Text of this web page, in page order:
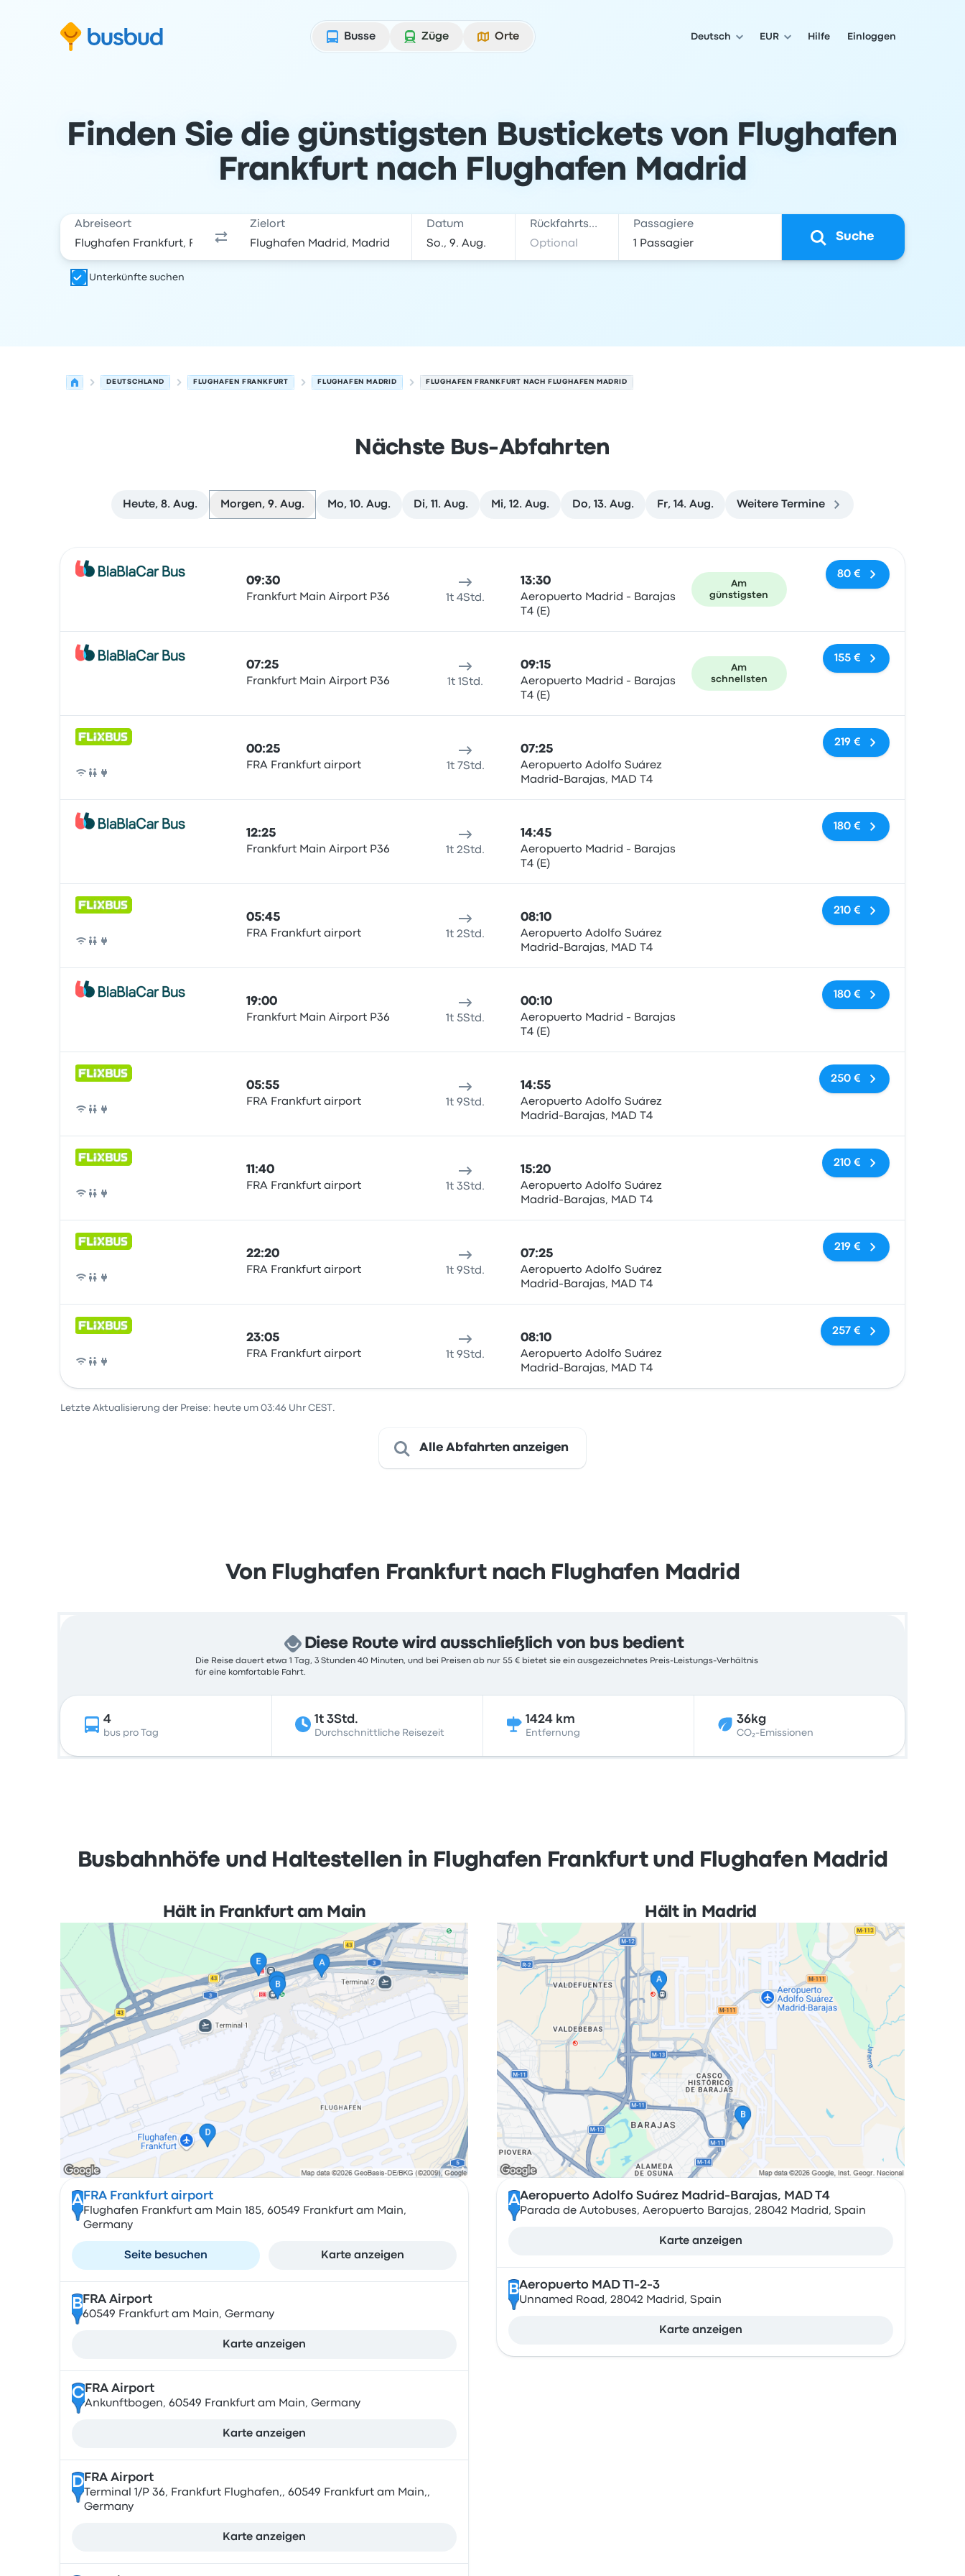
Busse
Züge Orte Deutsch EUR Hilfe Einloggen
Finden Sie die günstigsten Bustickets von Flughafen
Frankfurt nach Flughafen Madrid
Abreiseort Zielort Datum Rückfahrtsdatum Passagiere
Suche
Unterkünfte suchen
DEUTSCHLAND FLUGHAFEN FRANKFURT FLUGHAFEN MADRID FLUGHAFEN FRANKFURT NACH FLUGHAFEN MADRID
Nächste Bus-Abfahrten
Heute, 8. Aug. Morgen, 9. Aug. Mo, 10. Aug. Di, 11. Aug. Mi, 12. Aug. Do, 13. Aug. Fr, 14. Aug. Weitere Termine
09:30
Frankfurt Main Airport P36 1t 4Std.
13:30
Aeropuerto Madrid - Barajas
T4 (E)
Am
günstigsten
80 €
07:25
Frankfurt Main Airport P36 1t 1Std.
09:15
Aeropuerto Madrid - Barajas
T4 (E)
Am
schnellsten
155 €
Bus
00:25
FRA Frankfurt airport 1t 7Std.
07:25
Aeropuerto Adolfo Suárez
Madrid-Barajas, MAD T4
Keine Tags
219 €
12:25
Frankfurt Main Airport P36 1t 2Std.
14:45
Aeropuerto Madrid - Barajas
T4 (E)
Keine Tags
180 €
Bus
05:45
FRA Frankfurt airport 1t 2Std.
08:10
Aeropuerto Adolfo Suárez
Madrid-Barajas, MAD T4
Keine Tags
210 €
19:00
Frankfurt Main Airport P36 1t 5Std.
00:10
Aeropuerto Madrid - Barajas
T4 (E)
Keine Tags
180 €
Bus
05:55
FRA Frankfurt airport 1t 9Std.
14:55
Aeropuerto Adolfo Suárez
Madrid-Barajas, MAD T4
Keine Tags
250 €
Bus
11:40
FRA Frankfurt airport 1t 3Std.
15:20
Aeropuerto Adolfo Suárez
Madrid-Barajas, MAD T4
Keine Tags
210 €
Bus
22:20
FRA Frankfurt airport 1t 9Std.
07:25
Aeropuerto Adolfo Suárez
Madrid-Barajas, MAD T4
Keine Tags
219 €
Bus
23:05
FRA Frankfurt airport 1t 9Std.
08:10
Aeropuerto Adolfo Suárez
Madrid-Barajas, MAD T4
Keine Tags
257 €
Letzte Aktualisierung der Preise: heute um 03:46 Uhr CEST.
Alle Abfahrten anzeigen
Von Flughafen Frankfurt nach Flughafen Madrid
Diese Route wird ausschließlich von bus bedient
Die Reise dauert etwa 1 Tag, 3 Stunden 40 Minuten, und bei Preisen ab nur 55 € bietet sie ein ausgezeichnetes Preis-Leistungs-Verhältnis
für eine komfortable Fahrt.
4
bus pro Tag
1t 3Std.
Durchschnittliche Reisezeit
1424 km
Entfernung
36kg
CO₂-Emissionen
Busbahnhöfe und Haltestellen in Flughafen Frankfurt und Flughafen Madrid
Hält in Frankfurt am Main
A FRA Frankfurt airport
Flughafen Frankfurt am Main 185, 60549 Frankfurt am Main,
Germany
Seite besuchen Karte anzeigen
B FRA Airport
60549 Frankfurt am Main, Germany
Karte anzeigen
CFRA Airport
Ankunftbogen, 60549 Frankfurt am Main, Germany
Karte anzeigen
DFRA Airport
Terminal 1/P 36, Frankfurt Flughafen,, 60549 Frankfurt am Main,,
Germany
Karte anzeigen
Hält in Madrid
AAeropuerto Adolfo Suárez Madrid-Barajas, MAD T4
Parada de Autobuses, Aeropuerto Barajas, 28042 Madrid, Spain
Karte anzeigen
BAeropuerto MAD T1-2-3
Unnamed Road, 28042 Madrid, Spain
Karte anzeigen